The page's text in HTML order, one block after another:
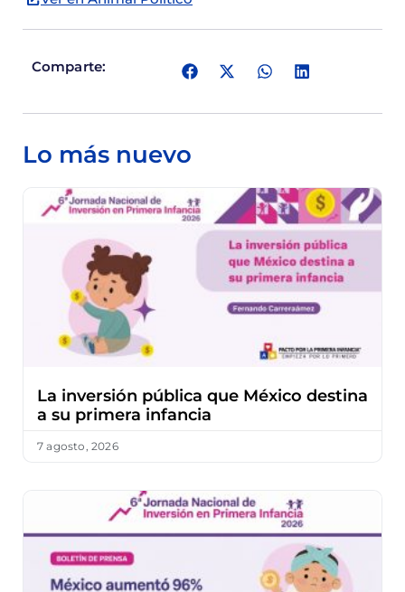
Comparte:
Lo más nuevo
La inversión pública que México destina
a su primera infancia
7 agosto, 2026